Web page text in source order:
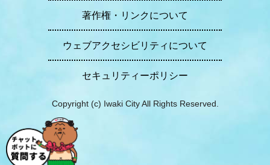
著作権・リンクについて
ウェブアクセシビリティについて
セキュリティーポリシー
Copyright (c) Iwaki City All Rights Reserved.